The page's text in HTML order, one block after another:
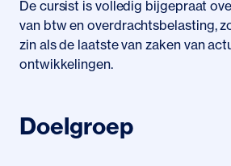
De cursist is volledig bijgepraat
van btw en overdrachtsbelasting,
zin alsde laatste van zaken van
ontwikkelingen.
Doelgroep